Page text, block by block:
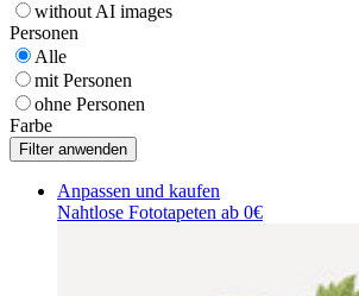
without AI images
Personen
Alle
mit Personen
ohne Personen
Farbe
Anpassen und kaufen
Nahtlose Fototapeten ab 0€